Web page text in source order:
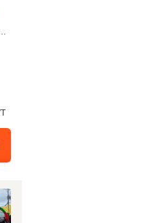
ラ☆障害物センサー☆後部座席ロールサンシェード☆後方電動サンシェード☆ブラインドスポットモニター☆